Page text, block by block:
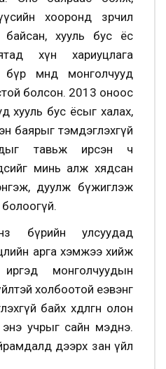
хооронд зөрчил
байсан, хууль бус ёс
хүн хариуцлага
өмнөд монголчууд
болсон. 2013 оноос
хууль бус ёсыг халах,
баярыг тэмдэглэхгүй
тавьж ирсэн ч
минь алж хядсан
дуулж бүжиглэж
бүрийн улсуудад
арга хэмжээ хийж
монголчуудын
холбоотой еэвэнг
байх хөдөлгөөн олон
энэ учрыг сайн мэднэ.
дээрх зан үйл